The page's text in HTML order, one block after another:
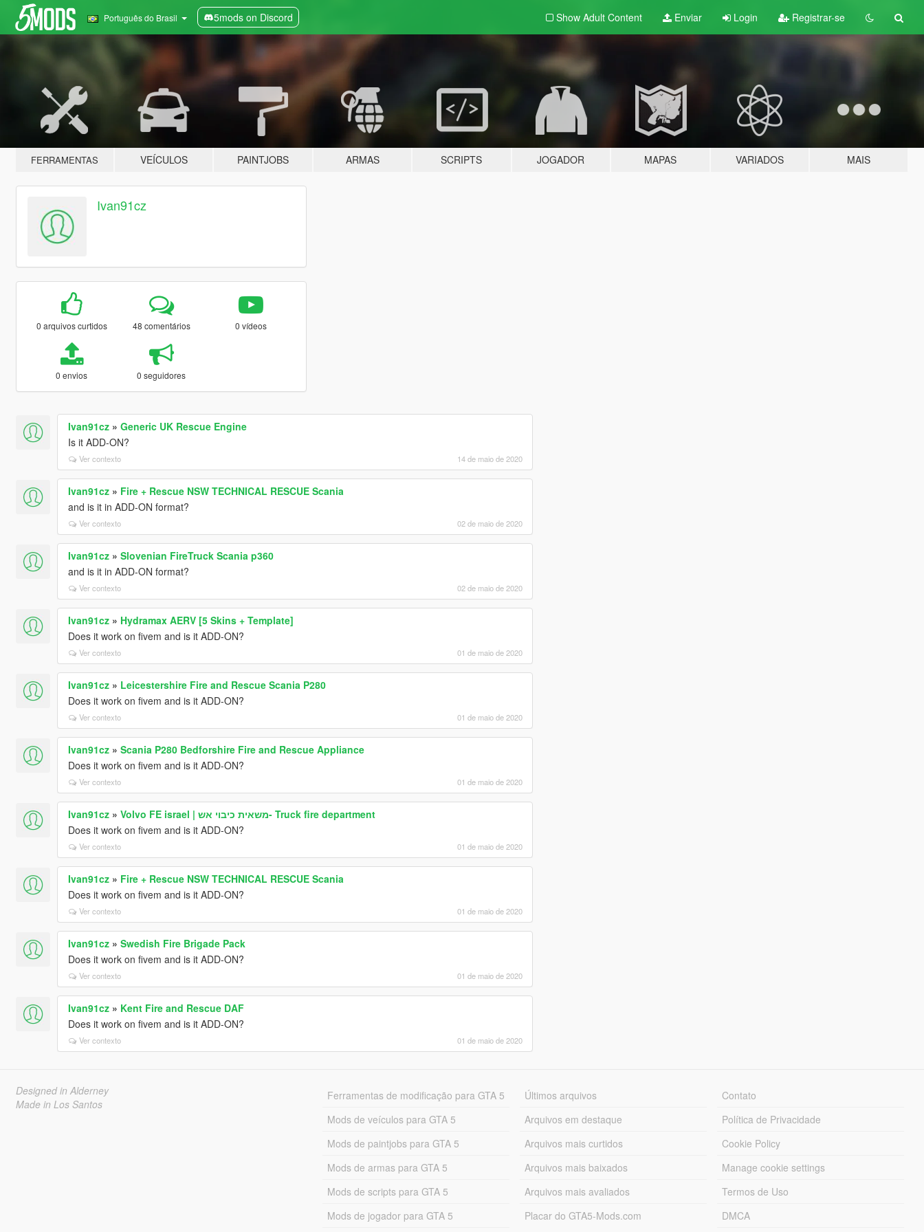
Português do Brasil 5mods on Discord Show Adult Content Enviar Login Registrar-se
FERRAMENTAS VEÍCULOS PAINTJOBS ARMAS SCRIPTS JOGADOR MAPAS VARIADOS MAIS
Ivan91cz
0 arquivos curtidos 48 comentários 0 vídeos
0 envios 0 seguidores
Ivan91cz» Generic UK Rescue Engine
Is it ADD-ON?
Ver contexto 14 de maio de 2020
Ivan91cz» Fire + Rescue NSW TECHNICAL RESCUE Scania
and is it in ADD-ON format?
Ver contexto 02 de maio de 2020
Ivan91cz» Slovenian FireTruck Scania p360
and is it in ADD-ON format?
Ver contexto 02 de maio de 2020
Ivan91cz» Hydramax AERV [5 Skins + Template]
Does it work on fivem and is it ADD-ON?
Ver contexto 01 de maio de 2020
Ivan91cz» Leicestershire Fire and Rescue Scania P280
Does it work on fivem and is it ADD-ON?
Ver contexto 01 de maio de 2020
Ivan91cz» Scania P280 Bedforshire Fire and Rescue Appliance
Does it work on fivem and is it ADD-ON?
Ver contexto 01 de maio de 2020
Ivan91cz»
Volvo FE israel | משאית כיבוי אש- Truck fire department
Does it work on fivem and is it ADD-ON?
Ver contexto 01 de maio de 2020
Ivan91cz» Fire + Rescue NSW TECHNICAL RESCUE Scania
Does it work on fivem and is it ADD-ON?
Ver contexto 01 de maio de 2020
Ivan91cz» Swedish Fire Brigade Pack
Does it work on fivem and is it ADD-ON?
Ver contexto 01 de maio de 2020
Ivan91cz» Kent Fire and Rescue DAF
Does it work on fivem and is it ADD-ON?
Ver contexto 01 de maio de 2020
Designed in Alderney
Made in Los Santos
Ferramentas de modificação para GTA 5
Mods de veículos para GTA 5
Mods de paintjobs para GTA 5
Mods de armas para GTA 5
Mods de scripts para GTA 5
Mods de jogador para GTA 5
Últimos arquivos
Arquivos em destaque
Arquivos mais curtidos
Arquivos mais baixados
Arquivos mais avaliados
Placar do GTA5-Mods.com
Contato
Política de Privacidade
Cookie Policy
Manage cookie settings
Termos de Uso
DMCA